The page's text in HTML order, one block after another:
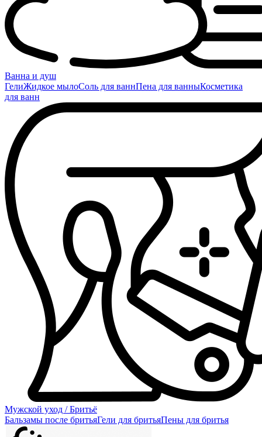
Ванна и душ
ГелиЖидкое мылоСоль для ваннПена для ванныКосметика
для ванн
Мужской уход / Бритьё
Бальзамы после бритьяГели для бритьяПены для бритья